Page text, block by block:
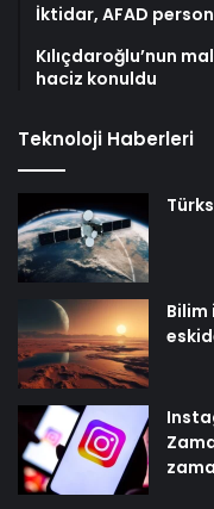
İktidar, AFAD
Kılıçdaroğlu’nun
haciz konuldu
Teknoloji Haberleri
Bilim